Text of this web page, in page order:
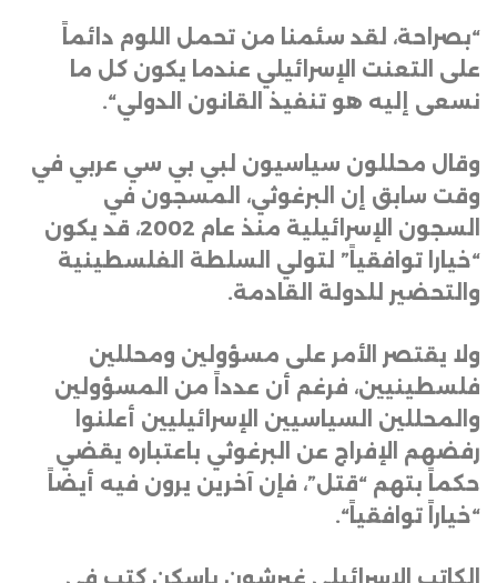
“بصراحة، لقد سئمنا من تحمل اللوم دائماً
على التعنت الإسرائيلي عندما يكون كل ما
نسعى إليه هو تنفيذ القانون الدولي“.
وقال محللون سياسيون لبي بي سي عربي في
وقت سابق إن البرغوثي، المسجون في
السجون الإسرائيلية منذ عام 2002، قد يكون
“خيارا توافقياً” لتولي السلطة الفلسطينية
والتحضير للدولة القادمة.
ولا يقتصر الأمر على مسؤولين ومحللين
فلسطينيين، فرغم أن عدداً من المسؤولين
والمحللين السياسيين الإسرائيليين أعلنوا
رفضهم الإفراج عن البرغوثي باعتباره يقضي
حكماً بتهم “قتل”، فإن آخرين يرون فيه أيضاً
“خياراً توافقياً“.